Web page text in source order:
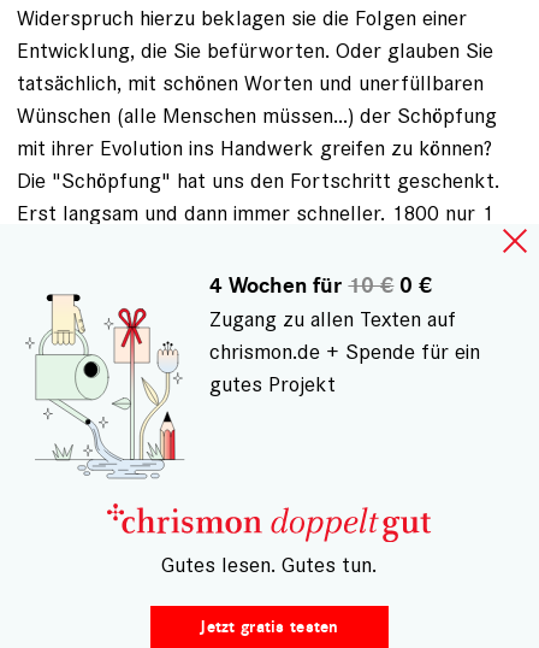
Widerspruch hierzu beklagen sie die Folgen einer
Entwicklung, die Sie befürworten. Oder glauben Sie
tatsächlich, mit schönen Worten und unerfüllbaren
Wünschen (alle Menschen müssen...) der Schöpfung
mit ihrer Evolution ins Handwerk greifen zu können?
Die "Schöpfung" hat uns den Fortschritt geschenkt.
Erst langsam und dann immer schneller. 1800 nur 1
Zahl. Weil sie stört? Wie soll das ohne Folgen
weitergehen? Kein Wort von Begrenzung, kein Wort zu
den politischen, gesellschaftlichen und religiösen
Werten, die diese Entwicklung legitimieren. Etwa alles
mit einem "Open End"? Es ist müßig, diese Einsichten
den EKD-Mitgliedern und Synodalen ins Gebetbuch
schreiben zu wollen. Und dann kommt doch noch als
ultimativer Problemlöser der Schöpfung ein Asteroid
oder ein Hot-Spot-Vulkan und tilgt nicht nur uns,
sondern auch alle Schuld, damit die Schöpfung nach
angemessener Zeit wieder neu beginnen kann. Hätte
dann auch jede Religion ein Ende? Aber vorher bitte
4 Wochen für10 €0 €
Zugang zu allen Texten auf
chrismon.de + Spende für ein
gutes Projekt
– Gutes lesen. Gutes tun.
Jetzt gratis testen